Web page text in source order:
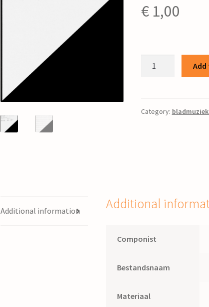
€1,00
Piet
Category:
Additional information Additional
Componist
Bestandsnaam
Materiaal